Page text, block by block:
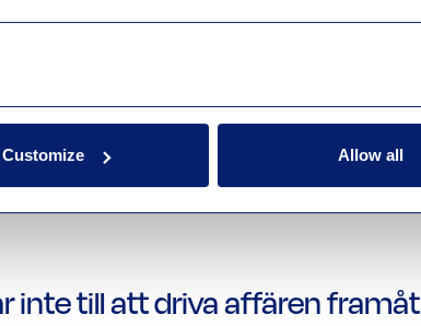
Customize Allow all
till lagkraven är något helt annat.
lösning – inte för att skapa något nytt och
inte till att driva affären framåt